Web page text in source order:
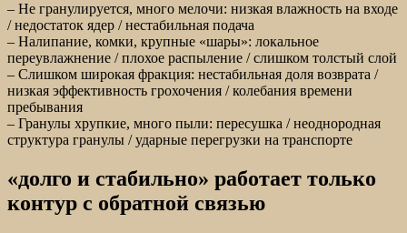
– Не гранулируется, много мелочи: низкая влажность на входе
/ недостаток ядер / нестабильная подача
– Налипание, комки, крупные «шары»: локальное
переувлажнение / плохое распыление / слишком толстый слой
– Слишком широкая фракция: нестабильная доля возврата /
низкая эффективность грохочения / колебания времени
пребывания
– Гранулы хрупкие, много пыли: пересушка / неоднородная
структура гранулы / ударные перегрузки на транспорте
«долго и стабильно» работает только
контур с обратной связью